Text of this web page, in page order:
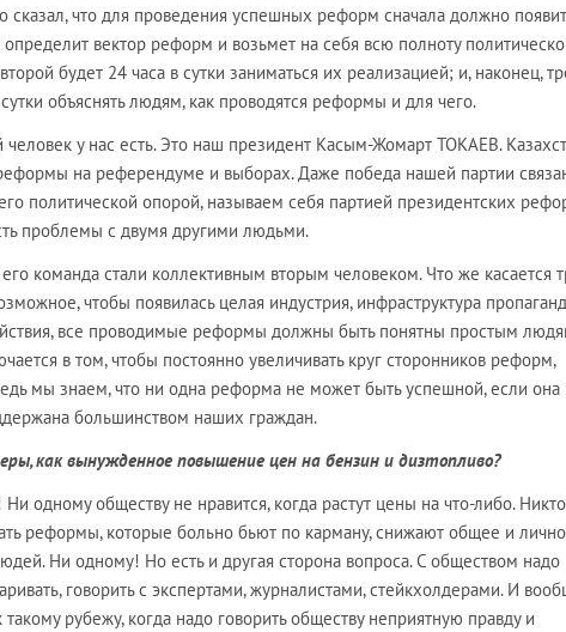
сказал, что для проведения успешных реформ сначала должно
вектор реформ и возьмет на себя всю полноту
будет 24 часа в сутки заниматься их реализацией; и, наконец,
объяснять людям, как проводятся реформы и для чего.
у нас есть. Это наш президент Касым-Жомарт ТОКАЕВ.
на референдуме и выборах. Даже победа нашей партии
политической опорой, называем себя партией президентских
проблемы с двумя другими людьми.
команда стали коллективным вторым человеком. Что же касается
чтобы появилась целая индустрия, инфраструктура
все проводимые реформы должны быть понятны простым
в том, чтобы постоянно увеличивать круг сторонников реформ,
мы знаем, что ни одна реформа не может быть успешной, если она
большинством наших граждан.
как вынужденное повышение цен на бензин и дизтопливо?
одному обществу не нравится, когда растут цены на что-либо.
реформы, которые больно бьют по карману, снижают общее и
Ни одному! Но есть и другая сторона вопроса. С обществом надо
говорить с экспертами, журналистами, стейкхолдерами. И
рубежу, когда надо говорить обществу неприятную правду и